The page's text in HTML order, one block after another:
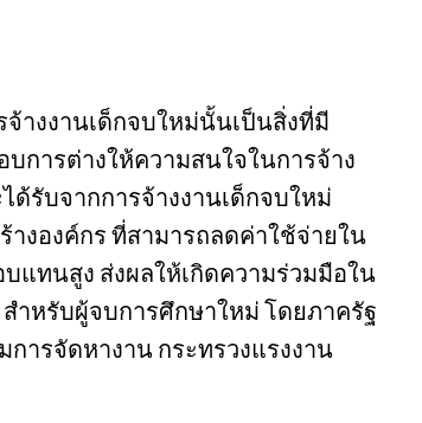
างงานเด็กจบใหม่นั้นเป็นสิ่งที่มี
การต่างให้ความสนใจในการจ้าง
รับจากการจ้างงานเด็กจบใหม่
งองค์กร ที่สามารถลดค่าใช้จ่ายใน
แทนสูง ส่งผลให้เกิดความร่วมมือใน
ำหรับผู้จบการศึกษาใหม่ โดยภาครัฐ
ารจัดหางาน กระทรวงแรงงาน